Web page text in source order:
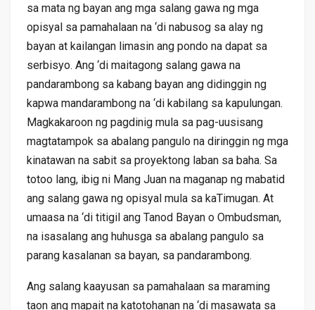
sa mata ng bayan ang mga salang gawa ng mga
opisyal sa pamahalaan na ‘di nabusog sa alay ng
bayan at kailangan limasin ang pondo na dapat sa
serbisyo. Ang ‘di maitagong salang gawa na
pandarambong sa kabang bayan ang didinggin ng
kapwa mandarambong na ‘di kabilang sa kapulungan.
Magkakaroon ng pagdinig mula sa pag-uusisang
magtatampok sa abalang pangulo na diringgin ng mga
kinatawan na sabit sa proyektong laban sa baha. Sa
totoo lang, ibig ni Mang Juan na maganap ng mabatid
ang salang gawa ng opisyal mula sa kaTimugan. At
umaasa na ‘di titigil ang Tanod Bayan o Ombudsman,
na isasalang ang huhusga sa abalang pangulo sa
parang kasalanan sa bayan, sa pandarambong.
Ang salang kaayusan sa pamahalaan sa maraming
taon ang mapait na katotohanan na ‘di masawata sa